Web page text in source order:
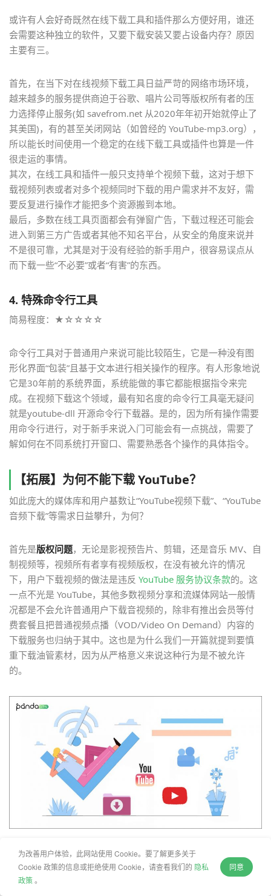
或许有人会好奇既然在线下载工具和插件那么方便好用，谁还
会需要这种独立的软件，又要下载安装又要占设备内存？原因
主要有三。
首先，在当下对在线视频下载工具日益严苛的网络市场环境，
越来越多的服务提供商迫于谷歌、唱片公司等版权所有者的压
力选择停止服务(如 savefrom.net 从2020年年初开始就停止了
其美国)，有的甚至关闭网站（如曾经的 YouTube-mp3.org），
所以能长时间使用一个稳定的在线下载工具或插件也算是一件
很走运的事情。
其次，在线工具和插件一般只支持单个视频下载，这对于想下
载视频列表或者对多个视频同时下载的用户需求并不友好，需
要反复进行操作才能把多个资源搬到本地。
最后，多数在线工具页面都会有弹窗广告，下载过程还可能会
进入到第三方广告或者其他不知名平台，从安全的角度来说并
不是很可靠，尤其是对于没有经验的新手用户，很容易误点从
而下载一些“不必要”或者“有害”的东西。
4. 特殊命令行工具
简易程度：★☆☆☆☆
命令行工具对于普通用户来说可能比较陌生，它是一种没有图
形化界面“包装”且基于文本进行相关操作的程序。有人形象地说
它是30年前的系统界面，系统能做的事它都能根据指令来完
成。在视频下载这个领域，最有知名度的命令行工具毫无疑问
就是youtube-dll 开源命令行下载器。是的，因为所有操作需要
用命令行进行，对于新手来说入门可能会有一点挑战，需要了
解如何在不同系统打开窗口、需要熟悉各个操作的具体指令。
【拓展】为何不能下载 YouTube？
如此庞大的媒体库和用户基数让“YouTube视频下载”、“YouTube
音频下载”等需求日益攀升，为何？
首先是版权问题，无论是影视预告片、剪辑，还是音乐 MV、自
制视频等，视频所有者享有视频版权，在没有被允许的情况
下，用户下载视频的做法是违反 YouTube 服务协议条款的。这
一点不光是 YouTube，其他多数视频分享和流媒体网站一般情
况都是不会允许普通用户下载音视频的，除非有推出会员等付
费套餐且把普通视频点播（VOD/Video On Demand）内容的
下载服务也归纳于其中。这也是为什么我们一开篇就提到要慎
重下载油管素材，因为从严格意义来说这种行为是不被允许
的。
其次是站在广告收益的角度，我们都知道普通免费视频分享平
台的主要收益均来自视频广告（虽然市面上也有很多 YouTube
去广告工具，但使用并不普遍），如果视频可以直接被下载到
为改善用户体验，此网站使用 Cookie。要了解更多关于
Cookie 政策的信息或拒绝使用 Cookie，请查看我们的 隐私
政策。
同意